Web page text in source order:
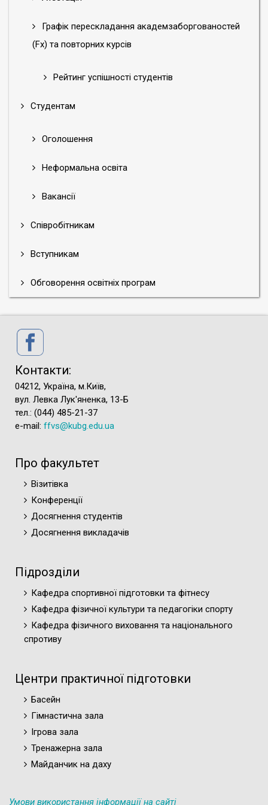
Графік перескладання академзаборгованостей
(Fx) та повторних курсів
Рейтинг успішності студентів
Студентам
Оголошення
Неформальна освіта
Вакансії
Співробітникам
Вступникам
Обговорення освітніх програм
заочна форма навчання) - вступ 2025
А7 Фізична культура і спорт (Фітнес та рекреація) -
А7 Фізична культура і спорт (Фітнес та рекреація) -
А7 Фізична культура і спорт (Фітнес) - вступ 2025
Архів:
обраного виду спорту) - вступ 2017/архів
вступ 2017/архів
навчання) - вступ 2017/архів
вступ 2018/архів
227 Фізична терапія, ерготерапія - вступ 2017/архів
2020)/архів
227 Фізична терапія, ерготерапія (вступ 2017, зміни
2021)/архів
Контакти:
04212, Україна, м.Київ,
вул. Левка Лук'яненка, 13-Б
тел.: (044) 485-21-37
e-mail: ffvs@kubg.edu.ua
Про факультет
Візитівка
Конференції
Досягнення студентів
Досягнення викладачів
Підрозділи
Кафедра спортивної підготовки та фітнесу
Кафедра фізичної культури та педагогіки спорту
Кафедра фізичного виховання та національного
спротиву
Центри практичної підготовки
Басейн
Гімнастична зала
Ігрова зала
Тренажерна зала
Майданчик на даху
Умови використання інформації на сайті